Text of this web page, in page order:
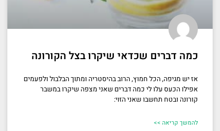
כמה דברים שכדאי שיקרו בצל הקורונה
אז יש מגיפה, הכל חמוץ, הרוב בהיסטריה ומתוך הבלבול ולפעמים
אפילו הכעס עלו לי כמה דברים שאני מצפה שיקרו במשבר
קורונה ובטח תחשבו שאני הזוי:
להמשך קריאה >>